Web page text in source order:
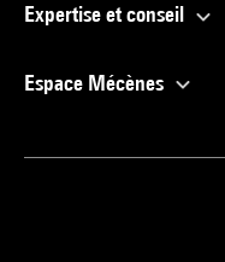
Expertise et conseil
Espace Mécènes